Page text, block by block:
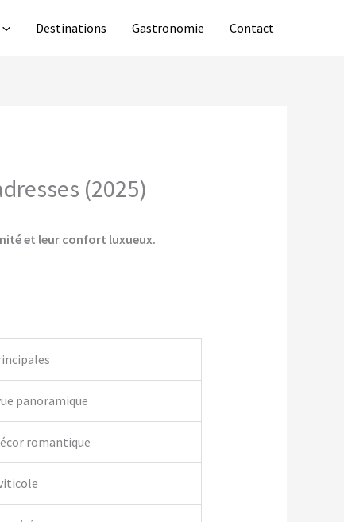
Destinations Gastronomie Contact
(2025)
et leur confort luxueux.
panoramique
romantique